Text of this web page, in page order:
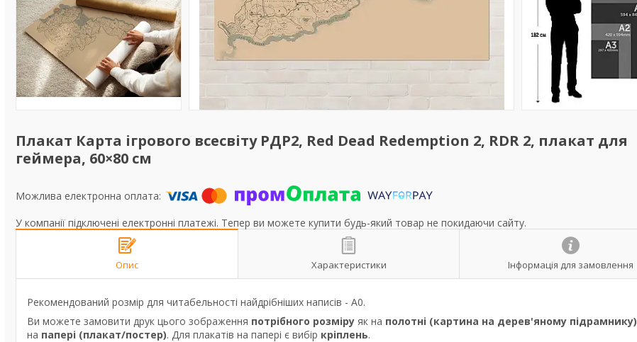
Плакат Карта ігрового всесвіту РДР2, Red Dead Redemption 2, RDR 2, плакат для
геймера, 60×80 см
У компанії підключені електронні платежі. Тепер ви можете купити будь-який товар не покидаючи сайту.
Опис Характеристики Інформація для замовлення
Рекомендований розмір для читабельності найдрібніших написів - А0.
Ви можете замовити друк цього зображення потрібного розміру як на полотні (картина на дерев'яному підрамнику)
на папері (плакат/постер). Для плакатів на папері є вибір кріплень.